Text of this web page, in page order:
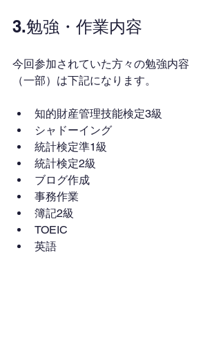
3.勉強・作業内容
今回参加されていた方々の勉強内容
（一部）は下記になります。
知的財産管理技能検定3級
シャドーイング
統計検定準1級
統計検定2級
ブログ作成
事務作業
簿記2級
TOEIC
英語